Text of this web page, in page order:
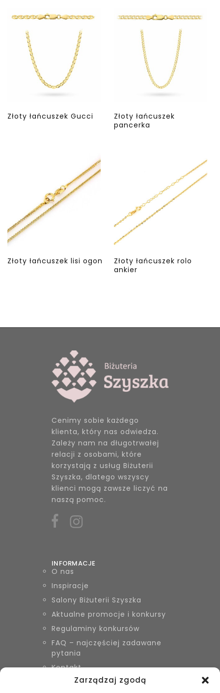
Zarządzaj zgodą
Złoty łańcuszek Gucci
Złoty łańcuszek
pancerka
Złoty łańcuszek lisi ogon
Złoty łańcuszek rolo
ankier
Cenimy sobie każdego
klienta, który nas odwiedza.
Zależy nam na długotrwałej
relacji z osobami, które
korzystają z usług Biżuterii
Szyszka, dlatego wszyscy
klienci mogą zawsze liczyć na
naszą pomoc.
INFORMACJE
O nas
Inspiracje
Salony Biżuterii Szyszka
Aktualne promocje i konkursy
Regulaminy konkursów
FAQ – najczęściej zadawane
pytania
Kontakt